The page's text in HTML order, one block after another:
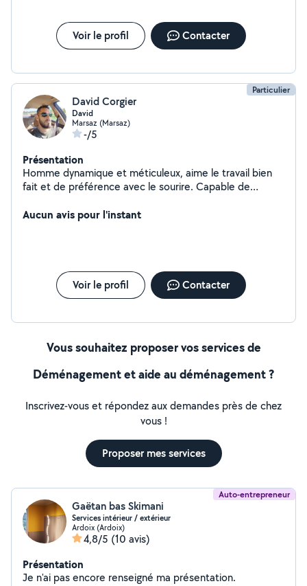
Voir le profil Contacter
Particulier
David Corgier
David
Marsaz (Marsaz)
-/5
Présentation
Homme dynamique et méticuleux, aime le travail bien
fait et de préférence avec le sourire. Capable de
dirai si oui ou non j'en suis capable.
Aucun avis pour l'instant
Voir le profil Contacter
Vous souhaitez proposer vos services de
Déménagement et aide au déménagement ?
Inscrivez-vous et répondez aux demandes près de chez
vous !
Proposer mes services
Auto-entrepreneur
Gaëtan bas Skimani
Services intérieur / extérieur
Ardoix (Ardoix)
4,8/5 (10 avis)
Présentation
Je n'ai pas encore renseigné ma présentation.